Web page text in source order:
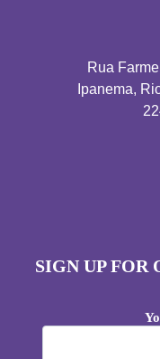
Rua
Ipanema,
SIGN UP FOR